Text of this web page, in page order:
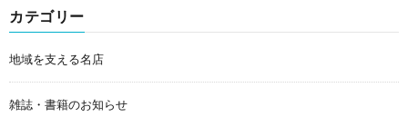
カテゴリー
地域を支える名店
雑誌・書籍のお知らせ